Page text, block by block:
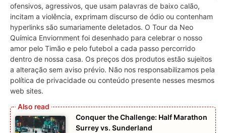
ofensivos, agressivos, que usam palavras de baixo calão,
incitam a violência, exprimam discurso de ódio ou contenham
hyperlinks são sumariamente deletados. O Tour da Neo
Química Enviornment foi desenhado para celebrar o nosso
amor pelo Timão e pelo futebol a cada passo percorrido
dentro de nossa casa. Os preços dos produtos estão sujeitos
a alteração sem aviso prévio. Não nos responsabilizamos pela
política de privacidade ou conteúdo presente nesses mesmos
web sites.
Conquer the Challenge: Half Marathon
Surrey vs. Sunderland